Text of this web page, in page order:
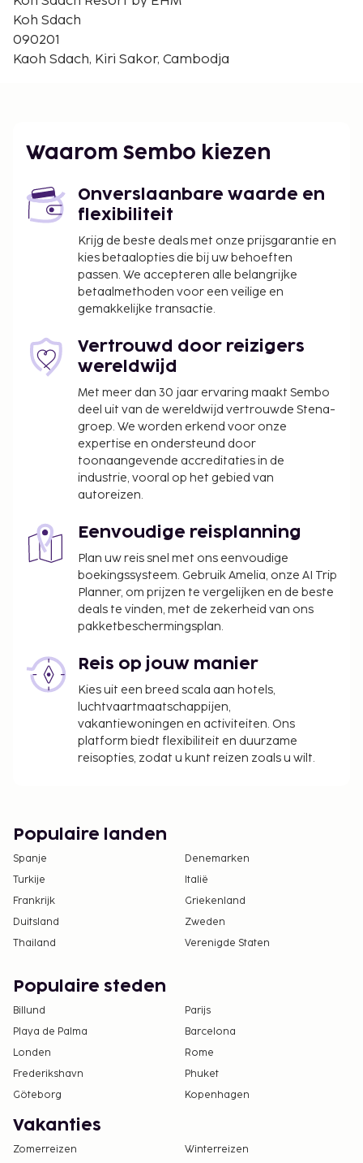
betaling genieten van een lekker ontbijtbuffet, dat
geserveerd wordt van 06.30 uur tot 10.30
uur. LOCALIZE
Toeslag voor het ontbijtbuffet: ca. USD 12 voor
Deze lijst is mogelijk niet volledig. Toeslagen en
borgsommen zijn mogelijk excl. btw en kunnen
Deze accommodatie heet gasten van elke
seksuele geaardheid en genderidentiteit
welkom (LGBTI+-vriendelijk).
Koh Sdach
090201
Kaoh Sdach, Kiri Sakor, Cambodja
Waarom Sembo kiezen
Onverslaanbare waarde en
flexibiliteit
Krijg de beste deals met onze prijsgarantie en
kies betaalopties die bij uw behoeften
passen. We accepteren alle belangrijke
betaalmethoden voor een veilige en
gemakkelijke transactie.
Vertrouwd door reizigers
wereldwijd
Met meer dan 30 jaar ervaring maakt Sembo
deel uit van de wereldwijd vertrouwde Stena-
groep. We worden erkend voor onze
expertise en ondersteund door
toonaangevende accreditaties in de
industrie, vooral op het gebied van
autoreizen.
Eenvoudige reisplanning
Plan uw reis snel met ons eenvoudige
boekingssysteem. Gebruik Amelia, onze AI Trip
Planner, om prijzen te vergelijken en de beste
deals te vinden, met de zekerheid van ons
pakketbeschermingsplan.
Reis op jouw manier
Kies uit een breed scala aan hotels,
luchtvaartmaatschappijen,
vakantiewoningen en activiteiten. Ons
platform biedt flexibiliteit en duurzame
reisopties, zodat u kunt reizen zoals u wilt.
Populaire landen
Spanje
Denemarken
Turkije
Italië
Frankrijk
Griekenland
Duitsland
Zweden
Thailand
Verenigde Staten
Populaire steden
Billund
Parijs
Playa de Palma
Barcelona
Londen
Rome
Frederikshavn
Phuket
Göteborg
Kopenhagen
Vakanties
Zomerreizen
Winterreizen